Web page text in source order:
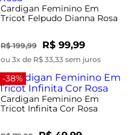
Cardigan Feminino Em
Tricot Felpudo Dianna Rosa
R$ 199,99 R$ 99,99
ou 3x de R$ 33,33 sem juros
-38%
Cardigan Feminino Em
Tricot Infinita Cor Rosa